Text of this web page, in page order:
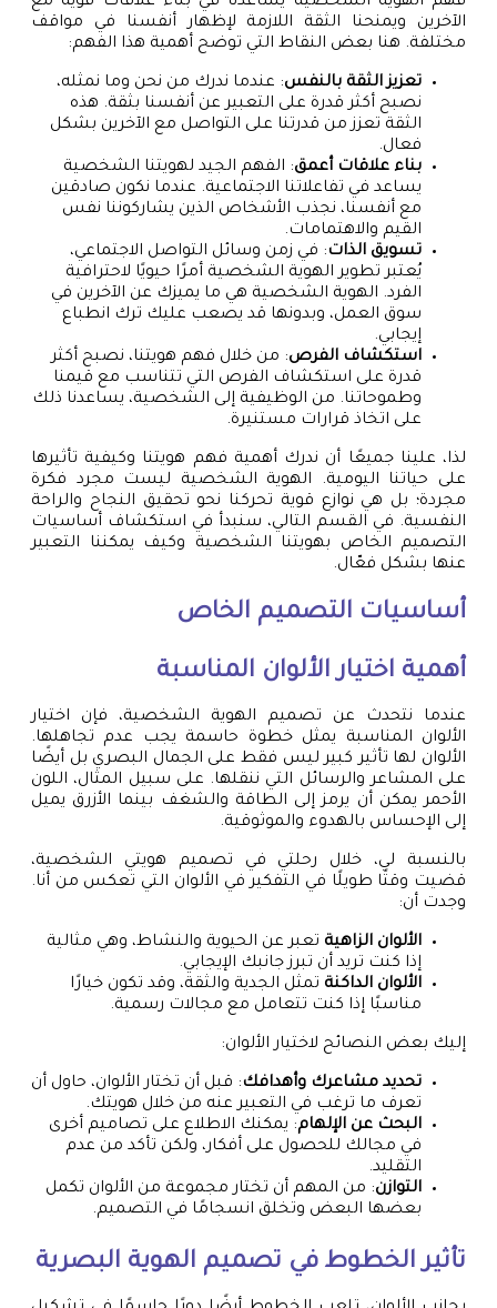
الآخرين ويمنحنا الثقة اللازمة لإظهار أنفسنا في مواقف
مختلفة. هنا بعض النقاط التي توضح أهمية هذا الفهم:
تعزيز الثقة بالنفس: عندما ندرك من نحن وما نمثله،
نصبح أكثر قدرة على التعبير عن أنفسنا بثقة. هذه
الثقة تعزز من قدرتنا على التواصل مع الآخرين بشكل
فعال.
بناء علاقات أعمق: الفهم الجيد لهويتنا الشخصية
يساعد في تفاعلاتنا الاجتماعية. عندما نكون صادقين
مع أنفسنا، نجذب الأشخاص الذين يشاركوننا نفس
القيم والاهتمامات.
تسويق الذات: في زمن وسائل التواصل الاجتماعي،
يُعتبر تطوير الهوية الشخصية أمرًا حيويًا لاحترافية
الفرد. الهوية الشخصية هي ما يميزك عن الآخرين في
سوق العمل، وبدونها قد يصعب عليك ترك انطباع
إيجابي.
استكشاف الفرص: من خلال فهم هويتنا، نصبح أكثر
قدرة على استكشاف الفرص التي تتناسب مع قيمنا
وطموحاتنا. من الوظيفية إلى الشخصية، يساعدنا ذلك
على اتخاذ قرارات مستنيرة.
لذا، علينا جميعًا أن ندرك أهمية فهم هويتنا وكيفية تأثيرها
على حياتنا اليومية. الهوية الشخصية ليست مجرد فكرة
مجردة؛ بل هي نوازع قوية تحركنا نحو تحقيق النجاح والراحة
النفسية. في القسم التالي، سنبدأ في استكشاف أساسيات
التصميم الخاص بهويتنا الشخصية وكيف يمكننا التعبير
عنها بشكل فعّال.
أساسيات التصميم الخاص
أهمية اختيار الألوان المناسبة
عندما نتحدث عن تصميم الهوية الشخصية، فإن اختيار
الألوان المناسبة يمثل خطوة حاسمة يجب عدم تجاهلها.
الألوان لها تأثير كبير ليس فقط على الجمال البصري بل أيضًا
على المشاعر والرسائل التي ننقلها. على سبيل المثال، اللون
الأحمر يمكن أن يرمز إلى الطاقة والشغف بينما الأزرق يميل
إلى الإحساس بالهدوء والموثوقية.
بالنسبة لي، خلال رحلتي في تصميم هويتي الشخصية،
قضيت وقتًا طويلًا في التفكير في الألوان التي تعكس من أنا.
وجدت أن:
الألوان الزاهية تعبر عن الحيوية والنشاط، وهي مثالية
إذا كنت تريد أن تبرز جانبك الإيجابي.
الألوان الداكنة تمثل الجدية والثقة، وقد تكون خيارًا
مناسبًا إذا كنت تتعامل مع مجالات رسمية.
إليك بعض النصائح لاختيار الألوان:
تحديد مشاعرك وأهدافك: قبل أن تختار الألوان، حاول أن
تعرف ما ترغب في التعبير عنه من خلال هويتك.
البحث عن الإلهام: يمكنك الاطلاع على تصاميم أخرى
في مجالك للحصول على أفكار، ولكن تأكد من عدم
التقليد.
التوازن: من المهم أن تختار مجموعة من الألوان تكمل
بعضها البعض وتخلق انسجامًا في التصميم.
تأثير الخطوط في تصميم الهوية البصرية